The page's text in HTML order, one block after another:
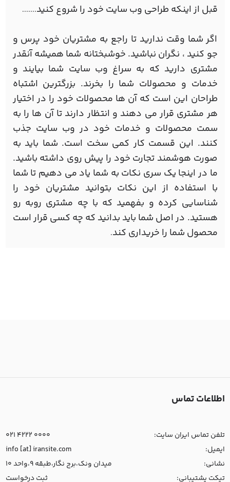
قبل از اینکه طراحی وب سایت خود را شروع کنید.......
اگر شما وقت ندارید تا راجع به مشتریان خود پرس و
جو کنید ، نگران نباشید. خوشبختانه شما همیشه آنقدر
مشتری دارید که به سراغ وب سایت شما بیایند و
خدمات و محصولات شما را بخرند. بزرگترین اشتباه
طراحان این است که آن ها محصولات خود را در اختیار
هر مشتری قرار می دهند و انتظار دارند تا آن ها را به
سمت محصولات و خدمات خود در وب سایت جذب
کنند. این قسمت کار کمی سخت است. شما باید به
صورت هوشمند تجارت خود را پیش روی داشته باشید.
ما در اینجا یک سری نکات به شما یاد می دهیم تا شما
با استفاده از این نکات بتوانید مشتریان خود را
شناسایی کرده و بفهمید که با چه مشتری روبه رو
هستید. در اصل شما باید بدانید که چه کسی قرار است
محصول شما را خریداری کند.
اطلاعات تماس
تلفن تماس ایران سایت:
021 4222 0000
ایمیل:
info [at] iransite.com
نشانی:
میدان ونک،برج نگار،طبقه 9،واحد 10
تیکت پشتیبانی:
ثبت درخواست